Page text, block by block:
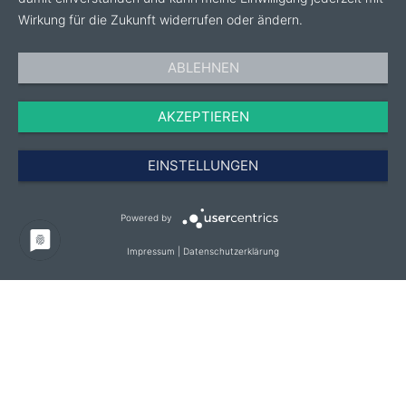
der Topferdemischungen und Substrate bis hin zu
Van der Knaap hat praktisch für jede Anbau- und
Bepflanzungsphase eine Lösung parat.
Wirkung für die Zukunft widerrufen oder ändern.
ABLEHNEN
AKZEPTIEREN
EINSTELLUNGEN
Powered by
Impressum Datenschutzerklärung